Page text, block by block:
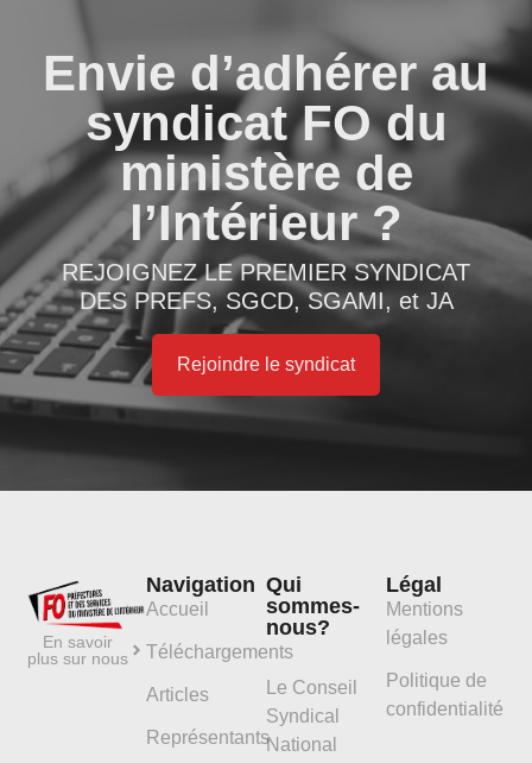
Envie d’adhérer au
syndicat FO du
ministère de
l’Intérieur ?
REJOIGNEZ LE PREMIER SYNDICAT
DES PREFS, SGCD, SGAMI, et JA
Rejoindre le syndicat
En savoir
plus sur nous
Navigation
Accueil
Téléchargements
Articles
Représentants
Qui
sommes-
nous?
Le Conseil
Syndical
National
Légal
Mentions
légales
Politique de
confidentialité